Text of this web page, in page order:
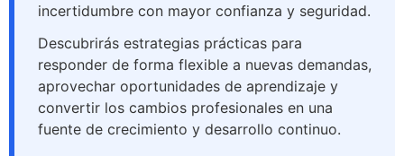
incertidumbre con mayor confianza y seguridad.
Descubrirás estrategias prácticas para
responder de forma flexible a nuevas demandas,
aprovechar oportunidades de aprendizaje y
convertir los cambios profesionales en una
fuente de crecimiento y desarrollo continuo.